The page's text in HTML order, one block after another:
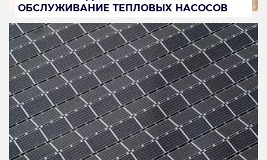
ОБСЛУЖИВАНИЕ ТЕПЛОВЫХ НАСОСОВ